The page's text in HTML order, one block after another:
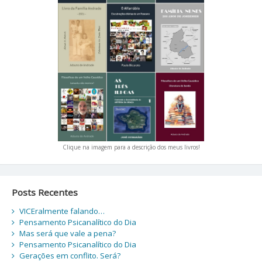
Clique na imagem para a descrição dos meus livros!
Posts Recentes
VICEralmente falando…
Pensamento Psicanalítico do Dia
Mas será que vale a pena?
Pensamento Psicanalítico do Dia
Gerações em conflito. Será?